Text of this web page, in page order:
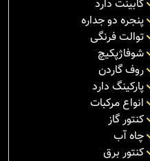
کابینت دارد
پنجره دو جداره
توالت فرنگی
شوفاژپکیچ
روف گاردن
پارکینگ دارد
انواع مرکبات
کنتور گاز
چاه آب
کنتور برق